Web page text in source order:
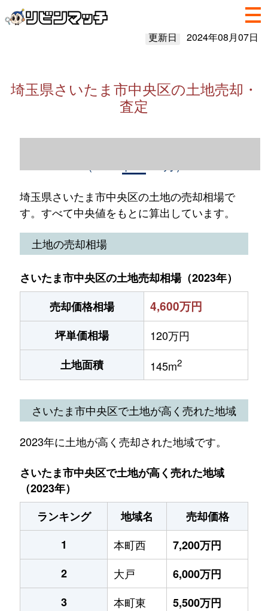
更新日 2024年08月07日
埼玉県さいたま市中央区の土地売却・
査定
埼玉県さいたま市中央区の土地の売却相場で
す。すべて中央値をもとに算出しています。
土地の売却相場
さいたま市中央区の土地売却相場（2023年）
売却価格相場
4,600万円
坪単価相場
120万円
土地面積
145m2
さいたま市中央区で土地が高く売れた地域
2023年に土地が高く売却された地域です。
さいたま市中央区で土地が高く売れた地域
（2023年）
ランキング
地域名
売却価格
1
本町西
7,200万円
2
大戸
6,000万円
3
本町東
5,500万円